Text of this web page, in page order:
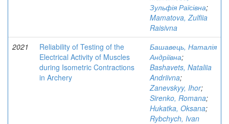
Зульфія Раїсівна;
Mamatova, Zulfiia
Raisivna
2021
Reliability of Testing of the
Electrical Activity of Muscles
during Isometric Contractions
in Archery
Башавець, Наталія
Андріївна;
Bashavets, Nataliia
Andriivna;
Zanevskyy, Ihor;
Sirenko, Romana;
Hukatka, Oksana;
Rybchych, Ivan